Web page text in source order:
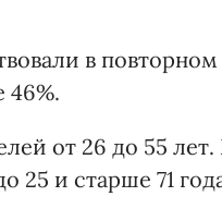
в
46%.
от 26 до 55
25 и старше 71